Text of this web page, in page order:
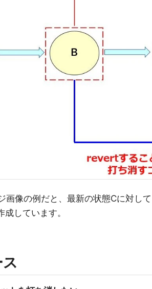
画像の例だと、最新の状態Cに対し
成しています。